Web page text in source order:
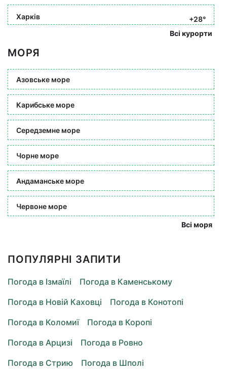
Харків
+28°
Всі курорти
МОРЯ
Азовське море
Карибське море
Середземне море
Чорне море
Андаманське море
Червоне море
Всі моря
ПОПУЛЯРНІ ЗАПИТИ
Погода в Ізмаїлі
Погода в Каменському
Погода в Новій Каховці
Погода в Конотопі
Погода в Коломиї
Погода в Коропі
Погода в Арцизі
Погода в Ровно
Погода в Стрию
Погода в Шполі